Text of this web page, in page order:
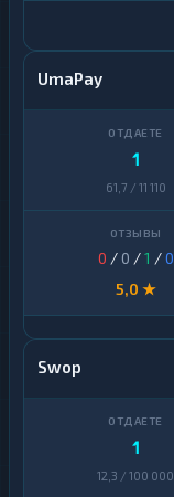
UmaPay
1
61,7 / 11 110
0 / 0 /1 /0
5,0 ★
Swop
1
12,3 / 100 000